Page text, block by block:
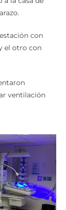
con
el otro con
ventilación